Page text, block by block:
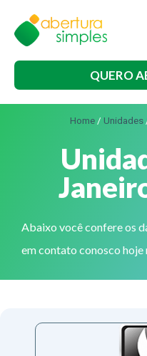
QUERO
Home / Unidades
Abaixo você confere os
em contato conosco hoje